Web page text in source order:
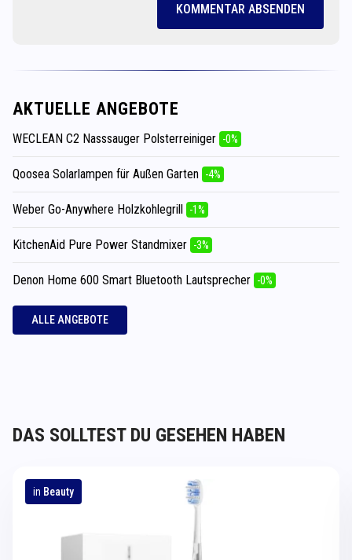
KOMMENTAR ABSENDEN
AKTUELLE ANGEBOTE
WECLEAN C2 Nasssauger Polsterreiniger -0%
Qoosea Solarlampen für Außen Garten -4%
Weber Go-Anywhere Holzkohlegrill -1%
KitchenAid Pure Power Standmixer -3%
Denon Home 600 Smart Bluetooth Lautsprecher -0%
ALLE ANGEBOTE
DAS SOLLTEST DU GESEHEN HABEN
in Beauty